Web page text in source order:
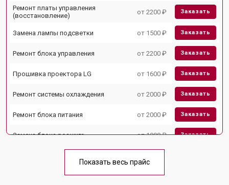
Ремонт платы управления
(восстановление)
от 2200 ₽ Заказать
Замена лампы подсветки от 1500 ₽ Заказать
Ремонт блока управления от 2200 ₽ Заказать
Прошивка проектора LG от 1600 ₽ Заказать
Ремонт системы охлаждения от 2000 ₽ Заказать
Ремонт блока питания от 2000 ₽ Заказать
Замена блока розжига от 1900 ₽ Заказать
Показать весь прайс